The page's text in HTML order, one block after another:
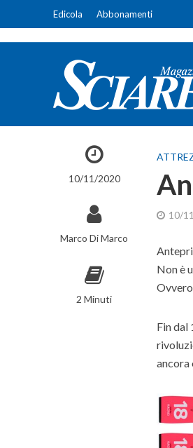
Edicola Abbonamenti
10/11/2020
Marco Di Marco
2 Minuti
10/
Non è
Fin dal
ancora